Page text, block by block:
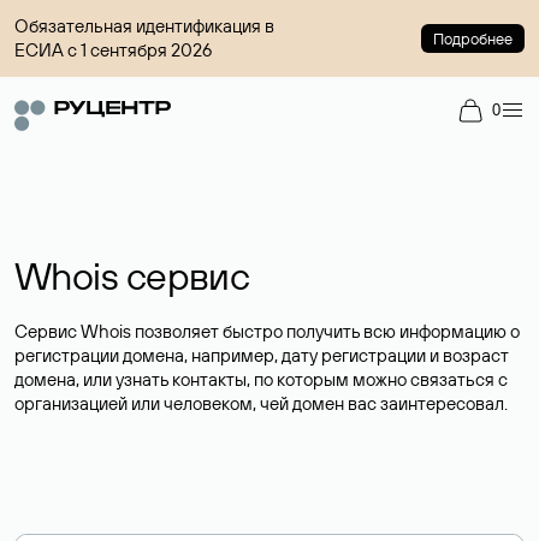
Обязательная идентификация в
ЕСИА с 1 сентября 2026
Подробнее
0
Whois сервис
Сервис Whois позволяет быстро получить всю информацию о
регистрации домена, например, дату регистрации и возраст
домена, или узнать контакты, по которым можно связаться с
организацией или человеком, чей домен вас заинтересовал.